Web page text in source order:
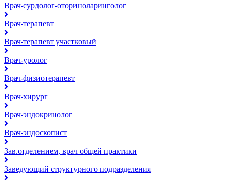
Врач-сурдолог-оториноларинголог
Врач-терапевт
Врач-терапевт участковый
Врач-уролог
Врач-физиотерапевт
Врач-хирург
Врач-эндокринолог
Врач-эндоскопист
Зав.отделением, врач общей практики
Заведующий структурного подразделения